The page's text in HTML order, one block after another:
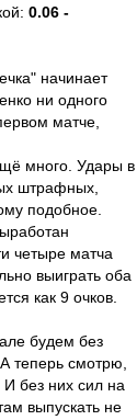
0.06 -
начинает
ни одного
матче,
много. Удары в
штрафных,
подобное.
четыре матча
выиграть оба
как 9 очков.
будем без
теперь смотрю,
без них сил на
выпускать не